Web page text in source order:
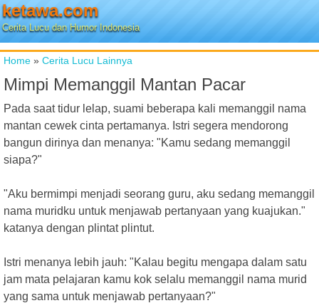
ketawa.com
Cerita Lucu dan Humor Indonesia
Home » Cerita Lucu Lainnya
Mimpi Memanggil Mantan Pacar
Pada saat tidur lelap, suami beberapa kali memanggil nama
mantan cewek cinta pertamanya. Istri segera mendorong
bangun dirinya dan menanya: "Kamu sedang memanggil
siapa?"
"Aku bermimpi menjadi seorang guru, aku sedang memanggil
nama muridku untuk menjawab pertanyaan yang kuajukan."
katanya dengan plintat plintut.
Istri menanya lebih jauh: "Kalau begitu mengapa dalam satu
jam mata pelajaran kamu kok selalu memanggil nama murid
yang sama untuk menjawab pertanyaan?"